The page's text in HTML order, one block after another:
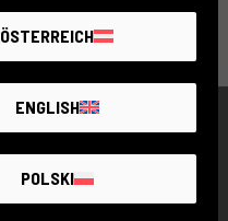
ÖSTERREICH
ENGLISH
POLSKI